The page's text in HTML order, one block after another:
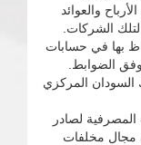
والعوائد
لتلك الشركات.
بها في حسابات
الضوابط.
لبنك السودان المركزي
لصادر
مجال مخلفات